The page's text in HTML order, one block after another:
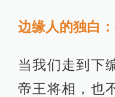
边缘人的独白
当我们走到下
帝王将相，也